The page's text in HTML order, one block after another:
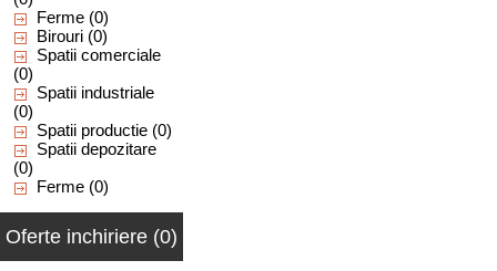
Ferme (0)
Birouri (0)
Spatii comerciale
(0)
Spatii industriale
(0)
Spatii productie (0)
Spatii depozitare
(0)
Ferme (0)
Oferte inchiriere (0)